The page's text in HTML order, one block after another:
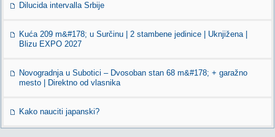
Dilucida intervalla Srbije
Kuća 209 m&#178; u Surčinu | 2 stambene jedinice | Uknjižena |
Blizu EXPO 2027
Novogradnja u Subotici – Dvosoban stan 68 m&#178; + garažno
mesto | Direktno od vlasnika
Kako nauciti japanski?